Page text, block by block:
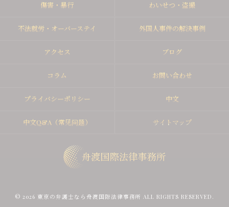
傷害・暴行 わいせつ・盗撮
不法就労・オーバーステイ 外国人事件の解決事例
アクセス ブログ
コラム お問い合わせ
プライバシーポリシー 中文
中文Q&A（常见问题） サイトマップ
© 2026 東京の弁護士なら舟渡国際法律事務所 ALL RIGHTS RESERVED.